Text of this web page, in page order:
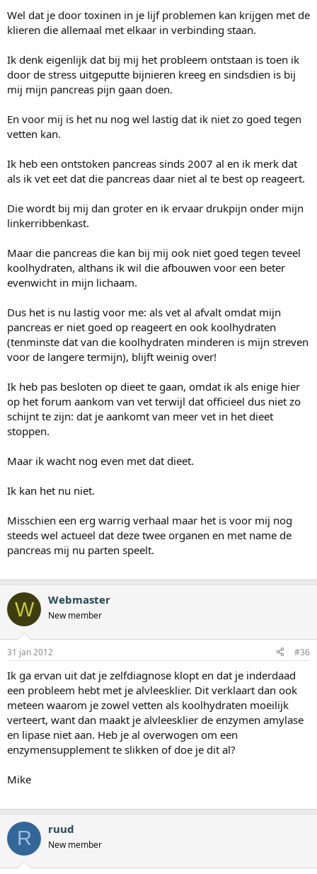
Wel dat je door toxinen in je lijf problemen kan krijgen met de
klieren die allemaal met elkaar in verbinding staan.
Ik denk eigenlijk dat bij mij het probleem ontstaan is toen ik
door de stress uitgeputte bijnieren kreeg en sindsdien is bij
mij mijn pancreas pijn gaan doen.
En voor mij is het nu nog wel lastig dat ik niet zo goed tegen
vetten kan.
Ik heb een ontstoken pancreas sinds 2007 al en ik merk dat
als ik vet eet dat die pancreas daar niet al te best op reageert.
Die wordt bij mij dan groter en ik ervaar drukpijn onder mijn
linkerribbenkast.
Maar die pancreas die kan bij mij ook niet goed tegen teveel
koolhydraten, althans ik wil die afbouwen voor een beter
evenwicht in mijn lichaam.
Dus het is nu lastig voor me: als vet al afvalt omdat mijn
pancreas er niet goed op reageert en ook koolhydraten
(tenminste dat van die koolhydraten minderen is mijn streven
voor de langere termijn), blijft weinig over!
Ik heb pas besloten op dieet te gaan, omdat ik als enige hier
op het forum aankom van vet terwijl dat officieel dus niet zo
schijnt te zijn: dat je aankomt van meer vet in het dieet
stoppen.
Maar ik wacht nog even met dat dieet.
Ik kan het nu niet.
Misschien een erg warrig verhaal maar het is voor mij nog
steeds wel actueel dat deze twee organen en met name de
pancreas mij nu parten speelt.
W Webmaster
New member
31 jan 2012 #36
Ik ga ervan uit dat je zelfdiagnose klopt en dat je inderdaad
een probleem hebt met je alvleesklier. Dit verklaart dan ook
meteen waarom je zowel vetten als koolhydraten moeilijk
verteert, want dan maakt je alvleesklier de enzymen amylase
en lipase niet aan. Heb je al overwogen om een
enzymensupplement te slikken of doe je dit al?
Mike
R ruud
New member